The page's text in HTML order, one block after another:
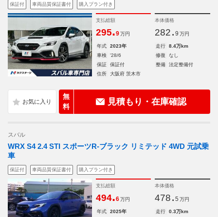
保証付 車両品質保証書付 購入プラン付き
支払総額
295.9 万円
本体価格
282. 9 万円
年式 2023年 走行
8.4万km
車検
'28/6 修復
なし
保証
保証付 整備
法定整備付
住所
大阪府 茨木市
無
料
見積もり・在庫確認
スバル
WRX S4 2.4 STI スポーツR-ブラック リミテッド 4WD 元試乗
車
保証付 車両品質保証書付 購入プラン付き
支払総額
494.6 万円
本体価格
478. 5 万円
年式 2025年 走行
0.3万km